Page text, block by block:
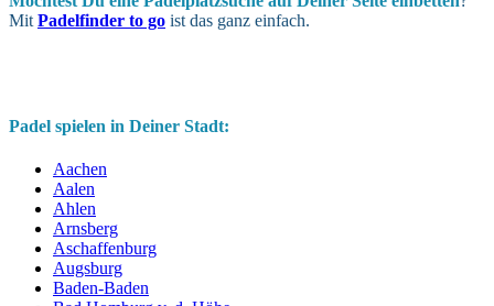
MitPadelfinder to go ist das ganz einfach.
Padel spielen in Deiner Stadt:
Aachen
Aalen
Ahlen
Arnsberg
Aschaffenburg
Augsburg
Baden-Baden